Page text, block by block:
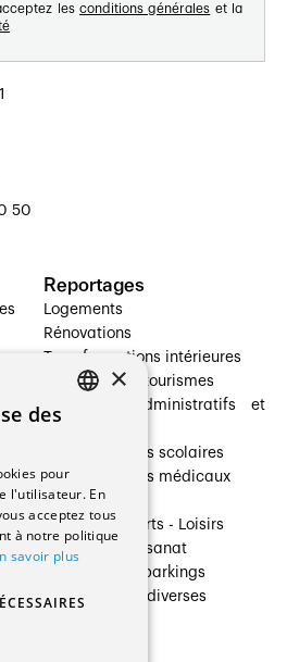
les conditions générales et la
50
Reportages
Logements
Rénovations
Transformations intérieures
Hôtelleries et tourismes
Bâtiments administratifs et
Établissements scolaires
Établissements médicaux
Villas
Cultures - Sports - Loisirs
Industrie - Artisanat
Transports et parkings
Constructions diverses
×
des
pour
l'utilisateur. En
acceptez tous
à notre politique
savoir plus